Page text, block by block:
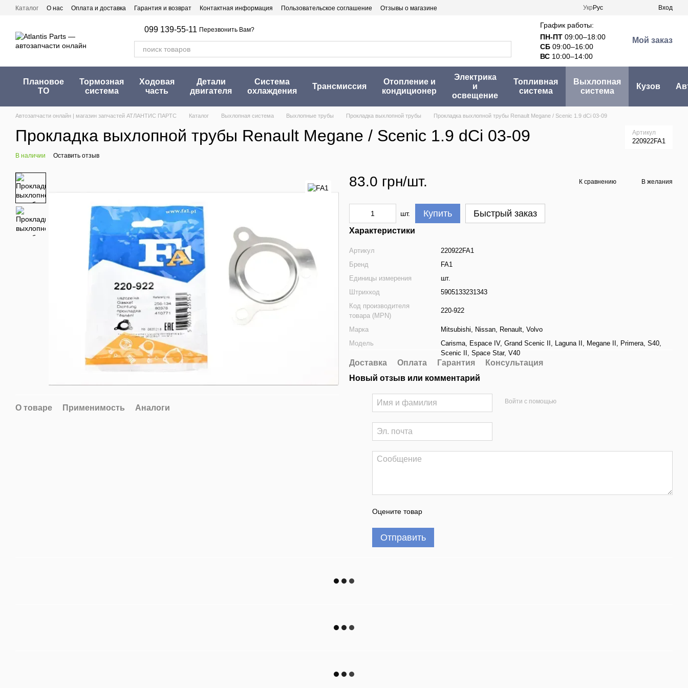
Перейти к основному контенту
Каталог О нас Оплата и доставка Гарантия и возврат Контактная информация Пользовательское соглашение Отзывы о магазине Укр Рус Вход
099 139-55-11 Перезвонить Вам?
График работы:
ПН-ПТ 09:00–18:00
СБ 09:00–16:00
ВС 10:00–14:00
Мой заказ
Плановое
ТО
Тормозная
система
Ходовая
часть
Детали
двигателя
Система
охлаждения
Трансмиссия
Отопление и
кондиционер
Электрика
и
освещение
Топливная
система
Выхлопная
система
Кузов
Автозапчасти онлайн | магазин запчастей АТЛАНТИС ПАРТС Каталог Выхлопная система Выхлопные трубы Прокладка выхлопной трубы Прокладка выхлопной трубы Renault Megane / Scenic 1.9 dCi 03-09
Прокладка выхлопной трубы Renault Megane / Scenic 1.9 dCi 03-09 Артикул
220922FA1
В наличии Оставить отзыв
О товаре Применимость Аналоги
83.0 грн/шт. К сравнению В желания
шт. Купить Быстрый заказ
Характеристики
Артикул
220922FA1
Бренд
FA1
Единицы измерения
шт.
Штрихкод
5905133231343
Код производителя
товара (MPN)
220-922
Марка Mitsubishi, Nissan, Renault, Volvo
Модель
Carisma, Espace IV, Grand Scenic II , Laguna II , Megane II , Primera, S40,
Scenic II , Space Star, V40
Доставка Оплата Гарантия
Консультация
Новый отзыв или комментарий
Войти с помощью
Оцените товар
Отправить